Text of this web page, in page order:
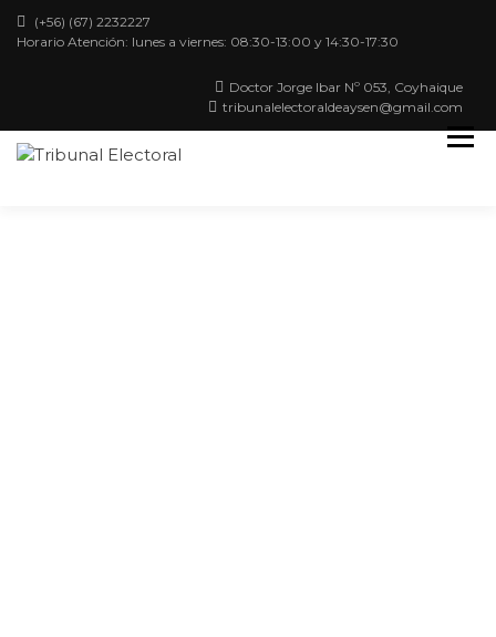
(+56) (67) 2232227
Horario Atención: lunes a viernes: 08:30-13:00 y 14:30-17:30
Doctor Jorge Ibar Nº 053, Coyhaique
tribunalelectoraldeaysen@gmail.com